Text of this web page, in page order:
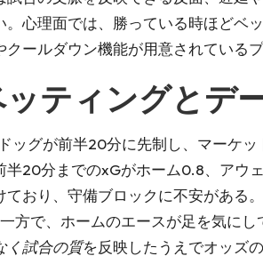
心理面では、勝っている時ほどベ
ールダウン機能が用意されている
ティングとデ
ッグが前半20分に先制し、マーケ
20分までのxGがホーム0.8、アウ
おり、守備ブロックに不安がある
で、ホームのエースが足を気に
く試合の質を反映したうえでオッズ